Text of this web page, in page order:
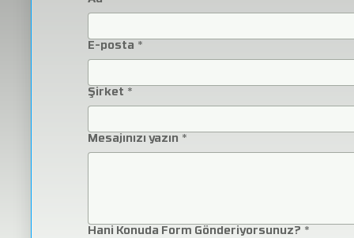
E-posta *
Şirket *
Mesajınızı yazın *
Hani Konuda Form Gönderiyorsunuz? *